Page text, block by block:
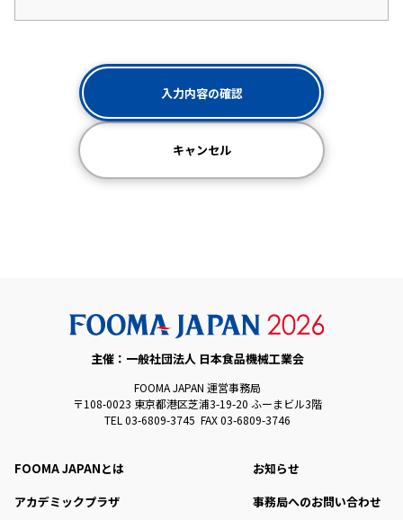
キャンセル
入力内容の確認
主催：一般社団法人 日本食品機械工業会
FOOMA JAPAN 運営事務局
〒108-0023 東京都港区芝浦3-19-20 ふーまビル3階
TEL 03-6809-3745 FAX 03-6809-3746
FOOMA JAPANとは
アカデミックプラザ
お知らせ
事務局へのお問い合わせ